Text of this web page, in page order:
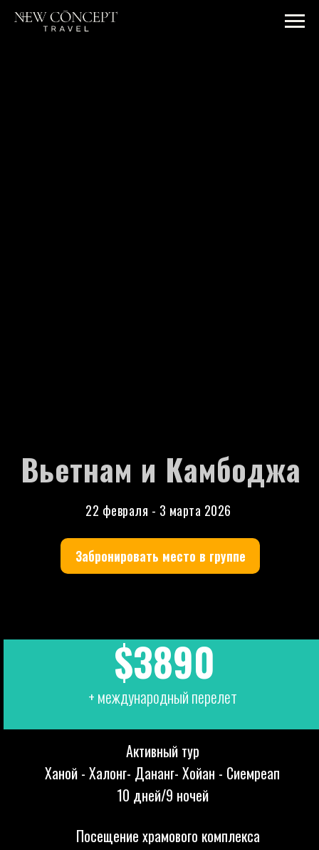
Вьетнам и Камбоджа
Забронировать место в группе
22 февраля - 3 марта 2026
$3890
Активный тур
Ханой - Халонг- Дананг- Хойан - Сиемреап
10 дней/9 ночей
+ международный перелет
Посещение храмового комплекса